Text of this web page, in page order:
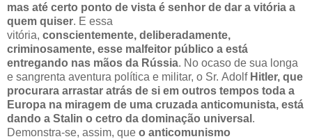
mas até certo ponto de vista é senhor de dar a vitória a
quem quiser. E essa
vitória, conscientemente, deliberadamente,
criminosamente, esse malfeitor público a está
entregando nas mãos da Rússia. No ocaso de sua longa
e sangrenta aventura política e militar, o Sr. Adolf Hitler, que
procurara arrastar atrás de si em outros tempos toda a
Europa na miragem de uma cruzada anticomunista, está
dando a Stalin o cetro da dominação universal .
Demonstra‑se, assim, que o anticomunismo